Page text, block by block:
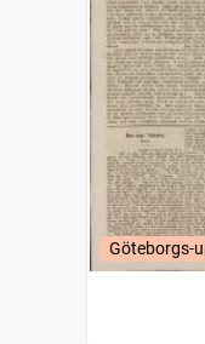
Göteborgs-